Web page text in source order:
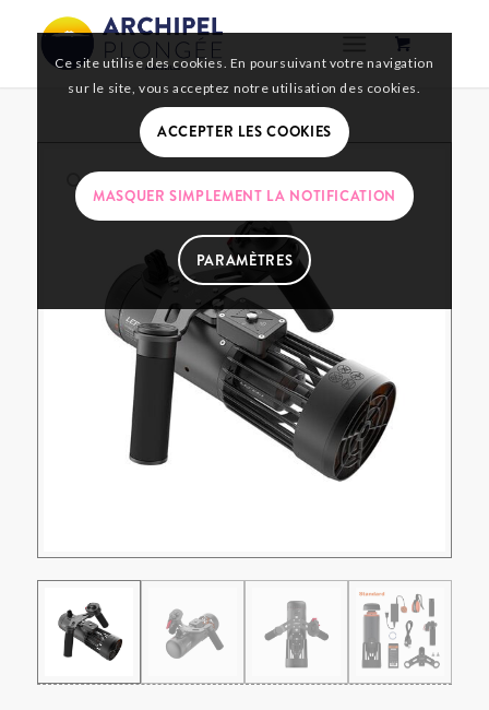
Ce site utilise des cookies. En poursuivant votre navigation
sur le site, vous acceptez notre utilisation des cookies.
ACCEPTER LES COOKIES
MASQUER SIMPLEMENT LA NOTIFICATION
PARAMÈTRES